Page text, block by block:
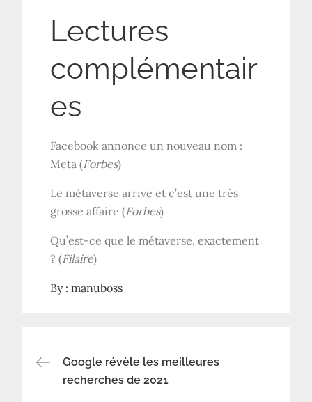
Lectures
complémentair
es
Facebook annonce un nouveau nom :
Meta (Forbes)
Le métaverse arrive et c’est une très
grosse affaire (Forbes)
Qu’est-ce que le métaverse, exactement
? (Filaire)
By :manuboss
Navigation
Google révèle les meilleures
recherches de 2021